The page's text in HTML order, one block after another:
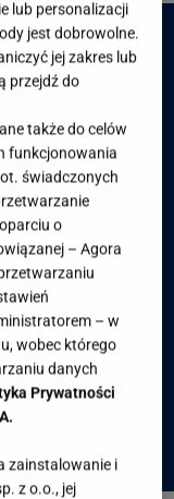
lub personalizacji
jest dobrowolne.
jej zakres lub
przejdź do
także do celów
funkcjonowania
świadczonych
o
– Agora
– w
wobec którego
danych
Prywatności
zainstalowanie i
z o.o., jej